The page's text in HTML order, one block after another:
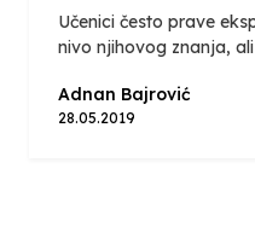
Učenici često prave
nivo njihovog znanja,
Adnan Bajrović
28.05.2019